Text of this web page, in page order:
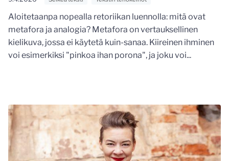
Aloitetaanpa nopealla retoriikan luennolla: mitä ovat
metafora ja analogia? Metafora on vertauksellinen
kielikuva, jossa ei käytetä kuin-sanaa. Kiireinen ihminen
voi esimerkiksi "pinkoa ihan porona", ja joku voi...